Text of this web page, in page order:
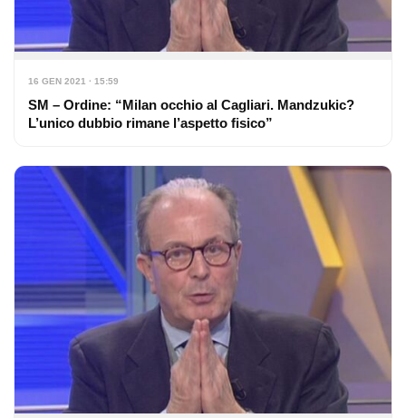
16 GEN 2021 · 15:59
SM – Ordine: “Milan occhio al Cagliari. Mandzukic?
L’unico dubbio rimane l’aspetto fisico”